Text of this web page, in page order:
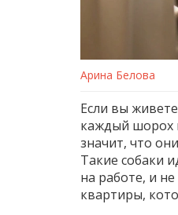
Арина Белова
Если вы
каждый шорох
значит, что
Такие собаки
на работе, и
квартиры,